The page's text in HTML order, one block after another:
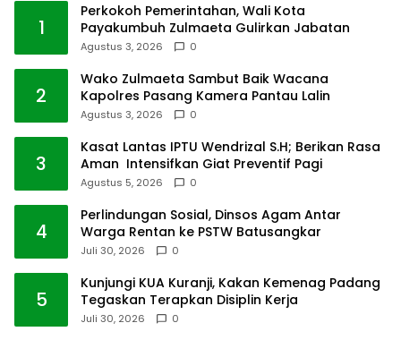
1
Perkokoh Pemerintahan, Wali Kota
Payakumbuh Zulmaeta Gulirkan Jabatan
Agustus 3, 2026 0
2
Wako Zulmaeta Sambut Baik Wacana
Kapolres Pasang Kamera Pantau Lalin
Agustus 3, 2026 0
3
Kasat Lantas IPTU Wendrizal S.H; Berikan Rasa
Aman Intensifkan Giat Preventif Pagi
Agustus 5, 2026 0
4
Perlindungan Sosial, Dinsos Agam Antar
Warga Rentan ke PSTW Batusangkar
Juli 30, 2026 0
5
Kunjungi KUA Kuranji, Kakan Kemenag Padang
Tegaskan Terapkan Disiplin Kerja
Juli 30, 2026 0